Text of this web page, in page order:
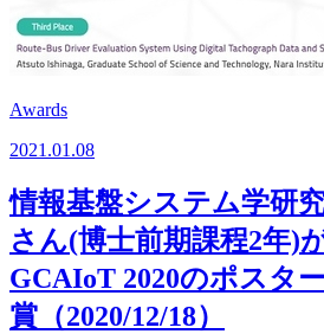
Awards
2021.01.08
情報基盤システム学研
さん(博士前期課程2年)
GCAIoT 2020のポスタ
賞（2020/12/18）